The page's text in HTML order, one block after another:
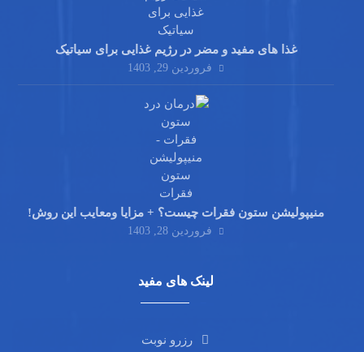
غذا های مفید و مضر در رژیم غذایی برای سیاتیک
فروردین 29, 1403
منیپولیشن ستون فقرات چیست؟ + مزایا ومعایب این روش!
فروردین 28, 1403
لینک های مفید
رزرو نوبت